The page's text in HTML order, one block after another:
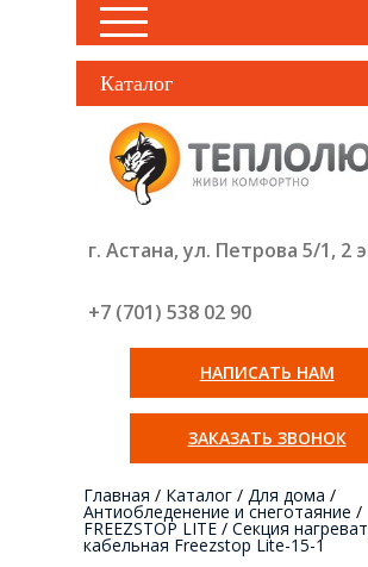
Каталог
г. Астана, ул. Петрова 5/1, 2
+7 (701) 538 02 90
НАПИСАТЬ НАМ
ЗАКАЗАТЬ ЗВОНОК
Главная / Каталог / Для дома /
Антиобледенение и снеготаяние /
FREEZSTOP LITE / Секция
кабельная Freezstop Lite-15-1